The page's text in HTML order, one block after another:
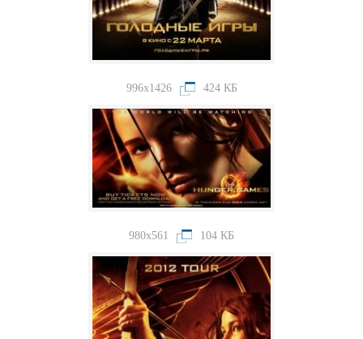
996x1426 424 КБ
980x561 104 КБ